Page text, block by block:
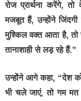
रोज प्रार्थना करेंगे,
मजबूत हैं, उन्होंने
मुश्किल वक्त आता है, तो
तानाशाही से लड़ रहे हैं.”
उन्होंने आगे कहा, “देश
भी चले जाएं, तो गम